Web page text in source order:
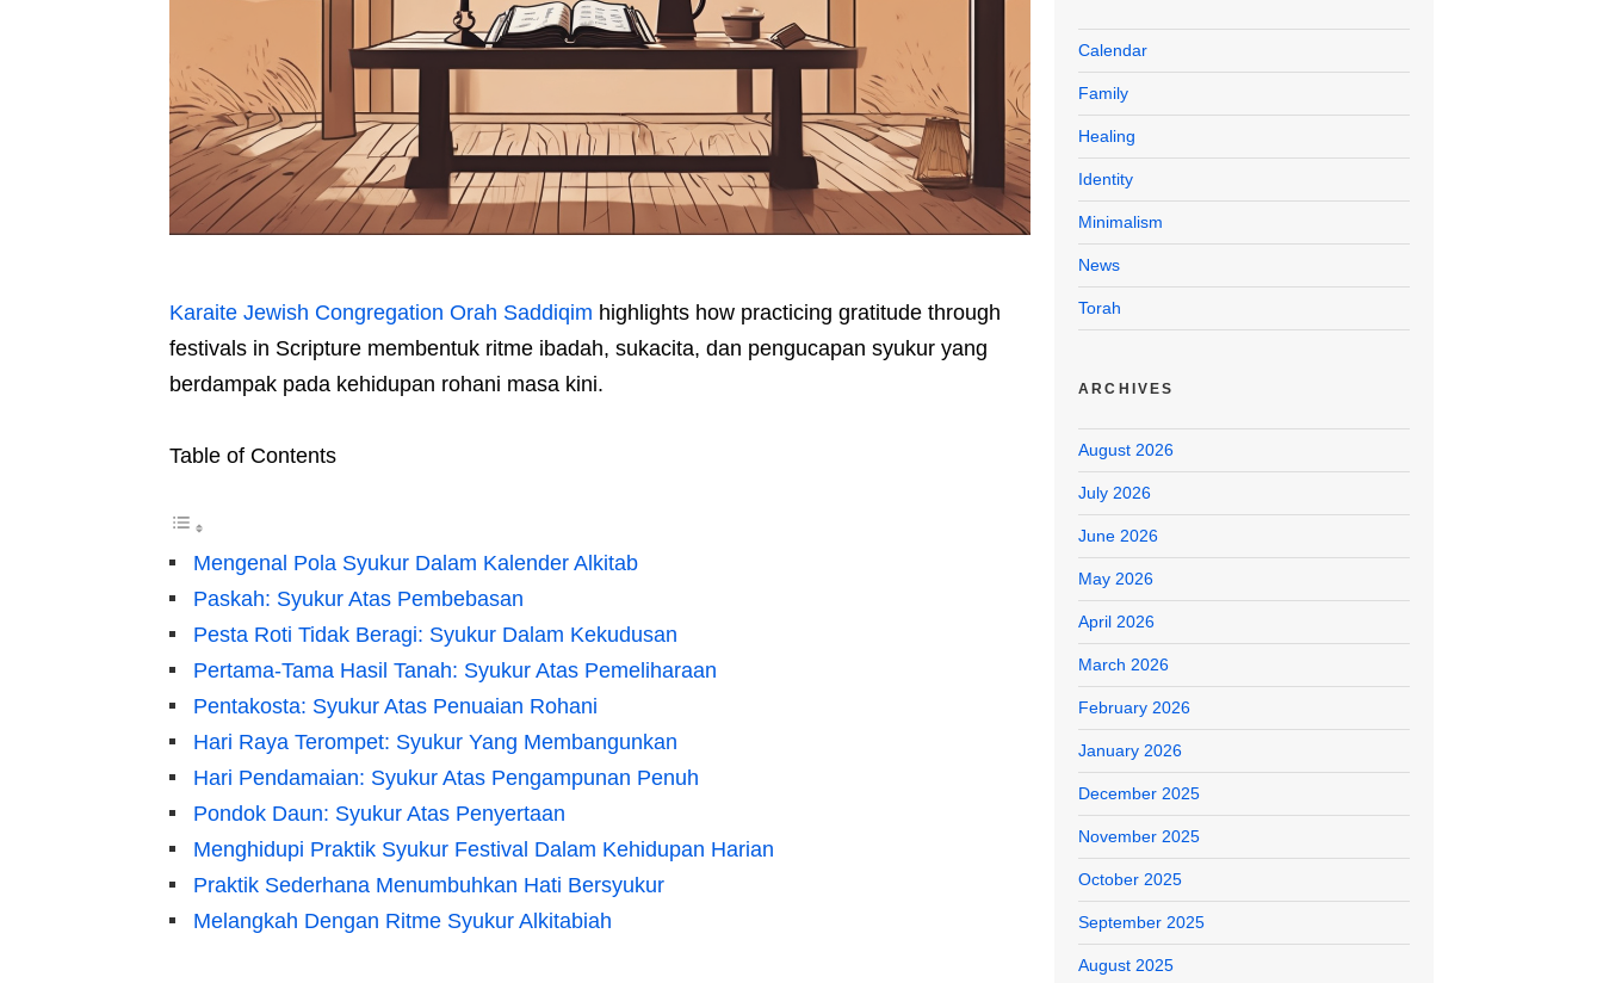
Karaite Jewish Congregation Orah Saddiqim highlights how practicing gratitude through
festivals in Scripture membentuk ritme ibadah, sukacita, dan pengucapan syukur yang
berdampak pada kehidupan rohani masa kini.
Table of Contents
Mengenal Pola Syukur Dalam Kalender Alkitab
Paskah: Syukur Atas Pembebasan
Pesta Roti Tidak Beragi: Syukur Dalam Kekudusan
Pertama-Tama Hasil Tanah: Syukur Atas Pemeliharaan
Pentakosta: Syukur Atas Penuaian Rohani
Hari Raya Terompet: Syukur Yang Membangunkan
Hari Pendamaian: Syukur Atas Pengampunan Penuh
Pondok Daun: Syukur Atas Penyertaan
Menghidupi Praktik Syukur Festival Dalam Kehidupan Harian
Praktik Sederhana Menumbuhkan Hati Bersyukur
Melangkah Dengan Ritme Syukur Alkitabiah
Calendar
Family
Healing
Identity
Minimalism
News
Torah
ARCHIVES
August 2026
July 2026
June 2026
May 2026
April 2026
March 2026
February 2026
January 2026
December 2025
November 2025
October 2025
September 2025
August 2025